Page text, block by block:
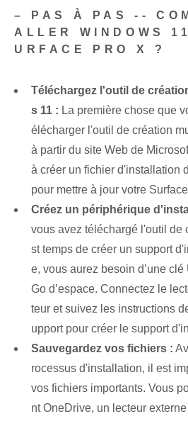
– PAS À PAS --
ALLER WINDOWS
URFACE PRO X ?
Téléchargez l'outil de
s 11 : La première chose que
élécharger l'outil de création
à partir du site Web de
à créer un fichier d'installation
pour mettre à jour votre
Créez un périphérique
vous avez téléchargé l'outil de
st temps de créer un support
e, vous aurez besoin d’une
Go d’espace. Connectez le
teur et suivez les instructions
upport pour créer le support
Sauvegardez vos fichiers :
rocessus d'installation, il est
vos fichiers importants. Vous
nt OneDrive, un lecteur